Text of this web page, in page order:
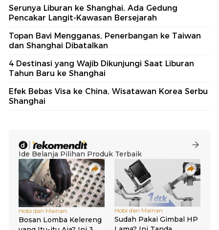
Serunya Liburan ke Shanghai, Ada Gedung
Pencakar Langit-Kawasan Bersejarah
Topan Bavi Mengganas, Penerbangan ke Taiwan
dan Shanghai Dibatalkan
4 Destinasi yang Wajib Dikunjungi Saat Liburan
Tahun Baru ke Shanghai
Efek Bebas Visa ke China, Wisatawan Korea Serbu
Shanghai